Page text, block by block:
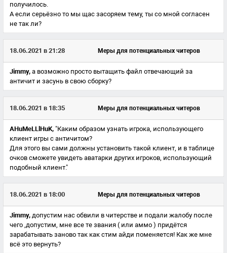
получилось.
А если серьёзно то мы щас засоряем тему, ты со мной согласен
не так ли?
18.06.2021 в 21:28 Меры для потенциальных читеров
Jimmy, а возможно просто вытащить файл отвечающий за
античит и засунь в свою сборку?
18.06.2021 в 18:35 Меры для потенциальных читеров
AHuMeLLlHuK, "Каким образом узнать игрока, использующего
клиент игры с античитом?
Для этого вы сами должны установить такой клиент, и в таблице
очков сможете увидеть аватарки других игроков, использующий
подобный клиент."
18.06.2021 в 18:00 Меры для потенциальных читеров
Jimmy, допустим нас обвили в читерстве и подали жалобу после
чего ,допустим, мне все те звания ( или аммо ) придётся
зарабатывать заново так как стим айди поменяется! Как же мне
всё это вернуть?